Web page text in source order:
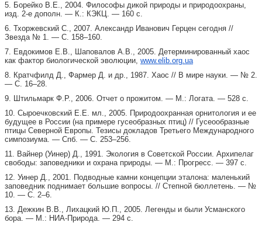
5. Борейко В.Е., 2004. Философы дикой природы и природоохраны,
изд. 2-е дополн. — К.: КЭКЦ. — 160 с.
6. Тхоржевский С., 2007. Александр Иванович Герцен сегодня //
Звезда № 1. — С. 158–160.
7. Евдокимов Е.В., Шаповалов А.В., 2005. Детерминированный хаос
как фактор биологической эволюции, www.elib.org.ua
8. Кратчфилд Д., Фармер Д. и др., 1987. Хаос // В мире науки. — № 2.
— С. 16–28.
9. Штильмарк Ф.Р., 2006. Отчет о прожитом. — М.: Логата. — 528 с.
10. Сыроечковский Е.Е. мл., 2005. Природоохранная орнитология и ее
будущее в России (на примере гусеобразных птиц) // Гусеообразные
птицы Северной Европы. Тезисы докладов Третьего Международного
симпозиума. — Спб. — С. 253–256.
11. Вайнер (Уинер) Д., 1991. Экология в Советской России. Архипелаг
свободы: заповедники и охрана природы. — М.: Прогресс. — 397 с.
12. Уинер Д., 2001. Подводные камни концепции эталона: маленький
заповедник поднимает большие вопросы. // Степной бюллетень. — №
10. — С. 2–6.
13. Дежкин В.В., Лихацкий Ю.П., 2005. Легенды и были Усманского
бора. — М.: НИА-Природа. — 294 с.